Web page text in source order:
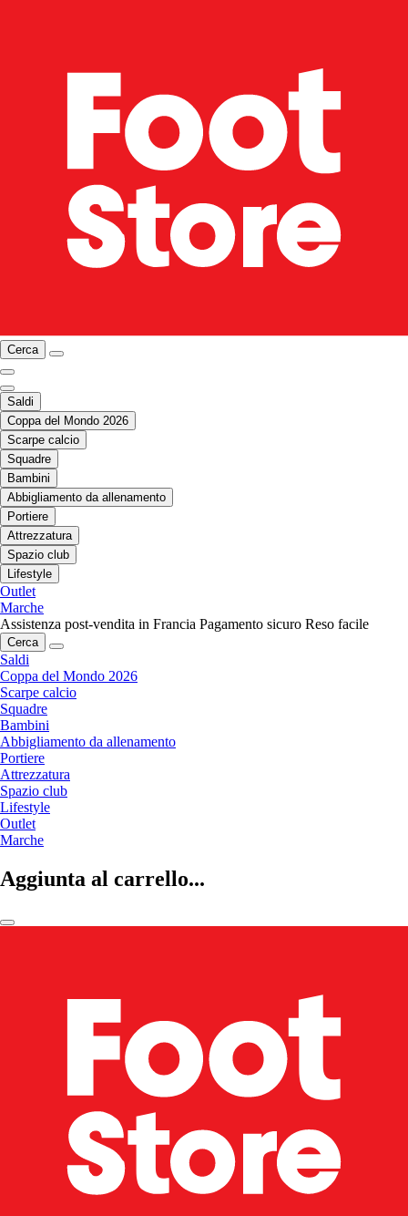
Cerca
Saldi
Coppa del Mondo 2026
Scarpe calcio
Squadre
Bambini
Abbigliamento da allenamento
Portiere
Attrezzatura
Spazio club
Lifestyle
Outlet
Marche
Assistenza post-vendita in Francia Pagamento sicuro Reso facile
Cerca
Saldi
Coppa del Mondo 2026
Scarpe calcio
Squadre
Bambini
Abbigliamento da allenamento
Portiere
Attrezzatura
Spazio club
Lifestyle
Outlet
Marche
Aggiunta al carrello...